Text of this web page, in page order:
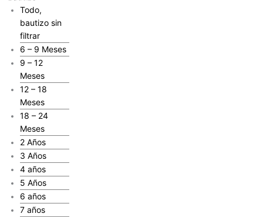
Todo,
bautizo sin
filtrar
6 – 9 Meses
9 – 12
Meses
12 – 18
Meses
18 – 24
Meses
2 Años
3 Años
4 años
5 Años
6 años
7 años